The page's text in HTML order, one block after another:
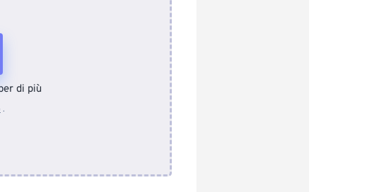
di più
.